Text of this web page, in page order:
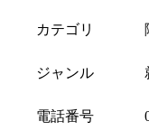
カテゴリ
ジャンル
電話番号